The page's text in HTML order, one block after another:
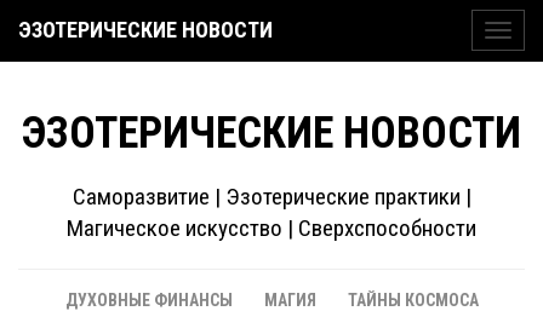
ЭЗОТЕРИЧЕСКИЕ НОВОСТИ
ЭЗОТЕРИЧЕСКИЕ НОВОСТИ
Саморазвитие | Эзотерические практики |
Магическое искусство | Сверхспособности
ДУХОВНЫЕ ФИНАНСЫ МАГИЯ
ТАЙНЫ КОСМОСА